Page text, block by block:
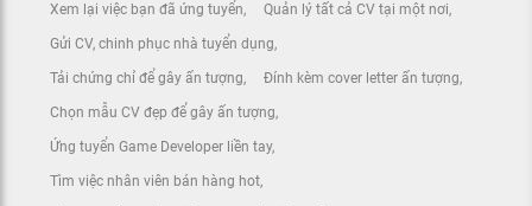
Xem lại việc bạn đã ứng tuyển Quản lý tất cả CV tại một nơi
Gửi CV, chinh phục nhà tuyển dụng
Tải chứng chỉ để gây ấn tượng Đính kèm cover letter ấn tượng
Chọn mẫu CV đẹp để gây ấn tượng
Ứng tuyển Game Developer liền tay
Tìm việc nhân viên bán hàng hot